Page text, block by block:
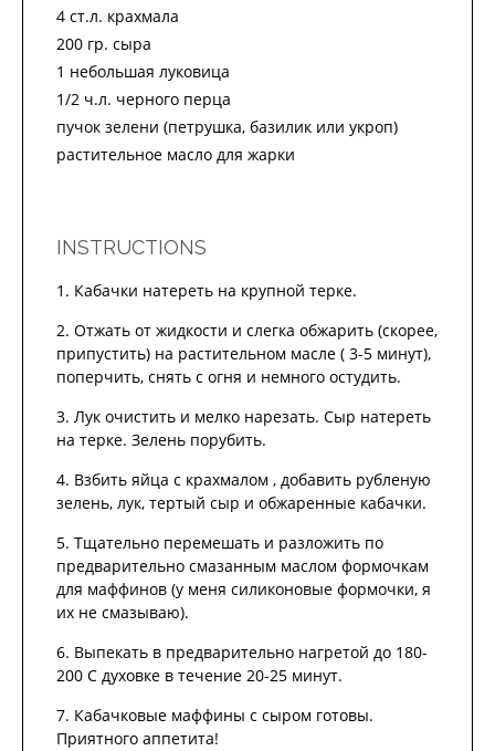
4 ст.л. крахмала
200 гр. сыра
1 небольшая луковица
1/2 ч.л. черного перца
пучок зелени (петрушка, базилик или укроп)
растительное масло для жарки
INSTRUCTIONS
Кабачки натереть на крупной терке.
Отжать от жидкости и слегка обжарить (скорее,
припустить) на растительном масле ( 3-5 минут),
поперчить, снять с огня и немного остудить.
Лук очистить и мелко нарезать. Сыр натереть
на терке. Зелень порубить.
Взбить яйца с крахмалом , добавить рубленую
зелень, лук, тертый сыр и обжаренные кабачки.
Тщательно перемешать и разложить по
предварительно смазанным маслом формочкам
для маффинов (у меня силиконовые формочки, я
их не смазываю).
Выпекать в предварительно нагретой до 180-
200 С духовке в течение 20-25 минут.
Кабачковые маффины с сыром готовы.
Приятного аппетита!